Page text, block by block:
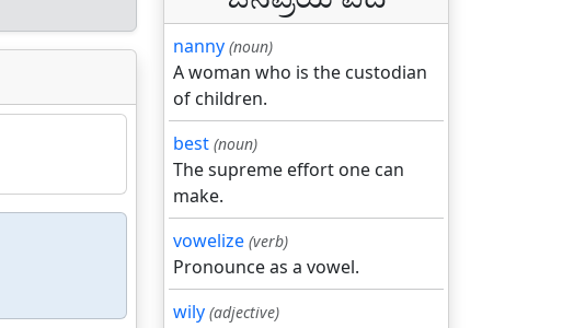
nanny (noun)
A woman who is the custodian
of children.
best (noun)
The supreme effort one can
make.
vowelize (verb)
Pronounce as a vowel.
wily (adjective)